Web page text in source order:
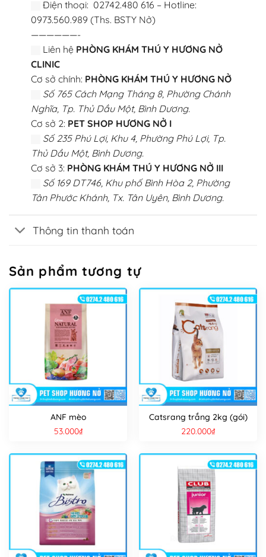
Điện thoại: 02742.480 616 – Hotline:
0973.560.989 (Ths. BSTY Nở)
——————-
Liên hệ PHÒNG KHÁM THÚ Y HƯƠNG NỞ
CLINIC
Cơ sở chính: PHÒNG KHÁM THÚ Y HƯƠNG NỞ
Số 765 Cách Mạng Tháng 8, Phường Chánh
Nghĩa, Tp. Thủ Dầu Một, Bình Dương.
Cơ sở 2: PET SHOP HƯƠNG NỞ I
Số 235 Phú Lợi, Khu 4, Phường Phú Lợi, Tp.
Thủ Dầu Một, Bình Dương.
Cơ sở 3: PHÒNG KHÁM THÚ Y HƯƠNG NỞ III
Số 169 DT746, Khu phố Bình Hòa 2, Phường
Tân Phước Khánh, Tx. Tân Uyên, Bình Dương.
Thông tin thanh toán
Sản phẩm tương tự
ANF mèo
53.000₫
Catsrang trắng 2kg (gói)
220.000₫